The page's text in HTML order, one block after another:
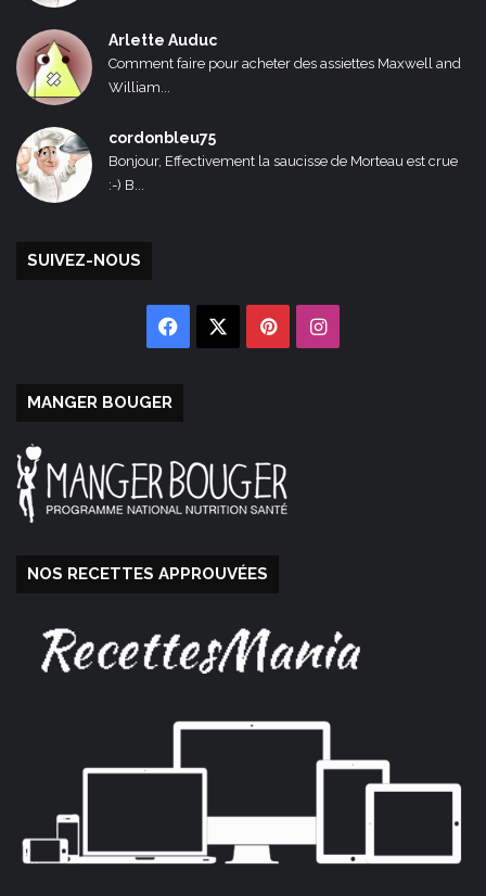
Arlette Auduc
Comment faire pour acheter des assiettes Maxwell and
William...
cordonbleu75
Bonjour, Effectivement la saucisse de Morteau est crue
:-) B...
SUIVEZ-NOUS
Facebook PinterestInstagram
MANGER BOUGER
NOS RECETTES APPROUVÉES